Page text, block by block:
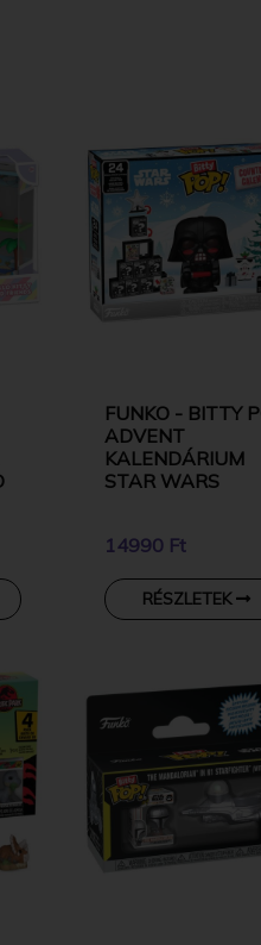
FUNKO - BITTY
ADVENT
KALENDÁRIUM
STAR WARS
14990 Ft
RÉSZLETEK